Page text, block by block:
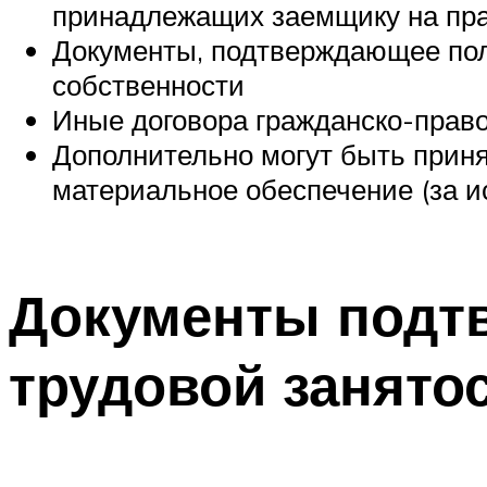
принадлежащих заемщику на
Документы, подтверждающее
собственности
Иные договора гражданско-
Дополнительно могут быть
материальное обеспечение (за
Документы
трудовой